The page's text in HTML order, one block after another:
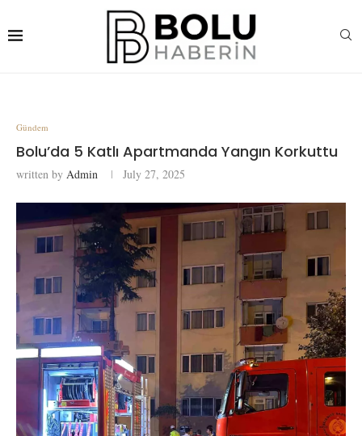
Gündem
Bolu’da 5 Katlı Apartmanda Yangın Korkuttu
written by Admin July 27, 2025